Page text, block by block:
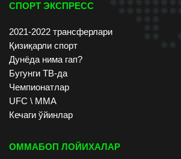
СПОРТ ЭКСПРЕСС
2021-2022 трансферлари
Қизиқарли спорт
Дунёда нима гап?
Бугунги ТВ-да
Чемпионатлар
UFC \ ММА
Кечаги ўйинлар
ОММАБОП ЛОЙИХАЛАР